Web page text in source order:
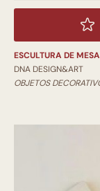
ESCULTURA DE
DNA DESIGN&ART
OBJETOS